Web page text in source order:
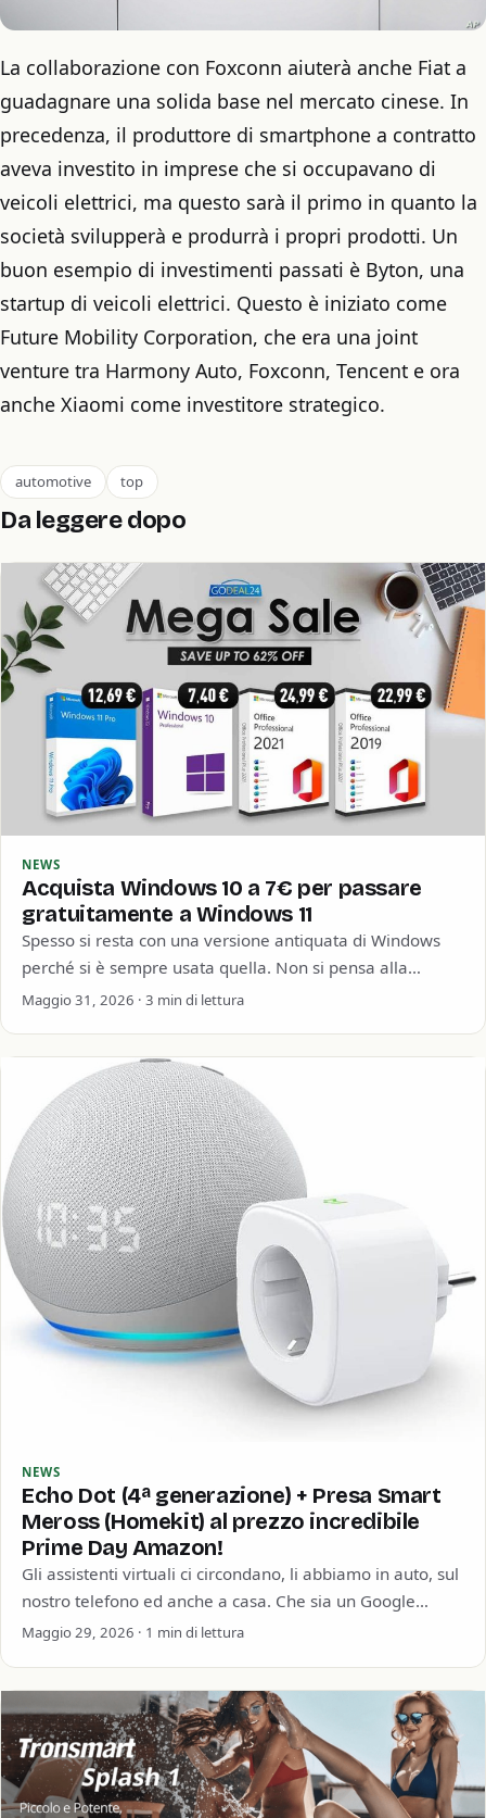
La collaborazione con Foxconn aiuterà anche Fiat a
guadagnare una solida base nel mercato cinese. In
precedenza, il produttore di smartphone a contratto
aveva investito in imprese che si occupavano di
veicoli elettrici, ma questo sarà il primo in quanto la
società svilupperà e produrrà i propri prodotti. Un
buon esempio di investimenti passati è Byton, una
startup di veicoli elettrici. Questo è iniziato come
Future Mobility Corporation, che era una joint
venture tra Harmony Auto, Foxconn, Tencent e ora
anche Xiaomi come investitore strategico.
automotive top
Da leggere dopo
NEWS
Acquista Windows 10 a 7€ per passare
gratuitamente a Windows 11
Spesso si resta con una versione antiquata di Windows
perché si è sempre usata quella. Non si pensa alla
sicurezza informatica o…
Maggio 31, 2026 · 3 min di lettura
NEWS
Echo Dot (4ª generazione) + Presa Smart
Meross (Homekit) al prezzo incredibile
Prime Day Amazon!
Gli assistenti virtuali ci circondano, li abbiamo in auto, sul
nostro telefono ed anche a casa. Che sia un Google
Home, un…
Maggio 29, 2026 · 1 min di lettura